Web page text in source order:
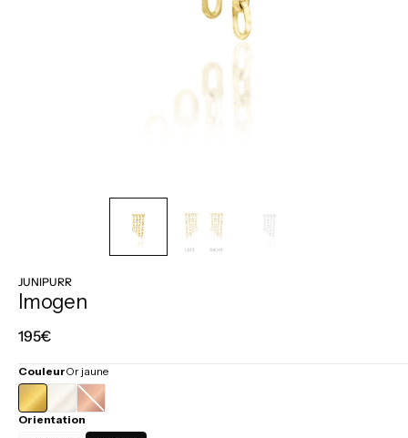
JUNIPURR
Imogen
Prix
195€
CouleurOr jaune
OR
Orientation